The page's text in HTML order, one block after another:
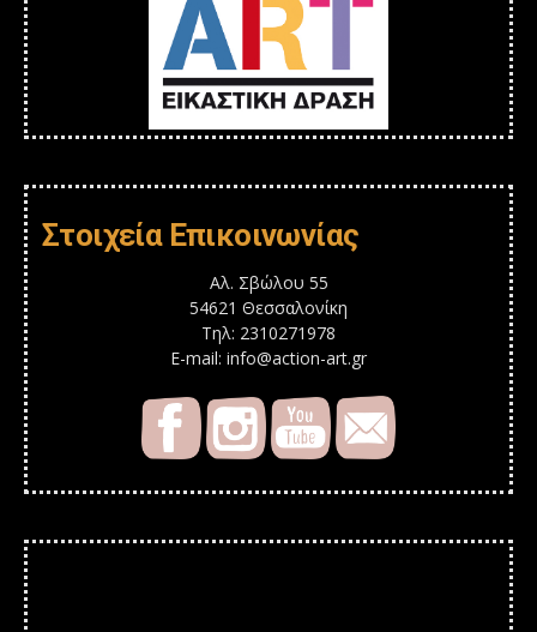
Στοιχεία Επικοινωνίας
Αλ. Σβώλου 55
54621 Θεσσαλονίκη
Τηλ: 2310271978
E-mail: info@action-art.gr